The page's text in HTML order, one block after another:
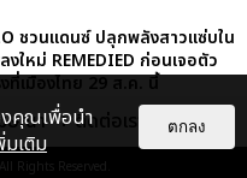
ชวนแดนซ์ ปลุกพลังสาวแซ่บใน
งใหม่ REMEDIED ก่อนเจอตัว
ที่เมืองไทย 29 ส.ค. นี้
ทิง
ษณา ติดต่อเรา
All Rights Reserved.
งคุณเพื่อนำ
มเติม
ตกลง